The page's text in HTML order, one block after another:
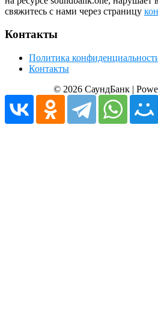
свяжитесь с нами через страницу
Контакты
Политика
Контакты
© 2026 СаундБанк |